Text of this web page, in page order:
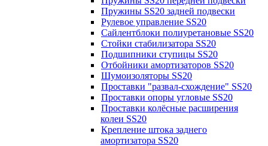
Пружины SS20 задней подвески
Рулевое управление SS20
Сайлентблоки полиуретановые SS20
Стойки стабилизатора SS20
Подшипники ступицы SS20
Отбойники амортизаторов SS20
Шумоизоляторы SS20
Проставки "развал-схождение" SS20
Проставки опоры угловые SS20
Проставки колёсные расширения
колеи SS20
Крепление штока заднего
амортизатора SS20